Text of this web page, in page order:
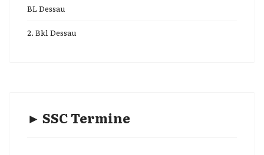
BL Dessau
2. Bkl Dessau
► SSC Termine